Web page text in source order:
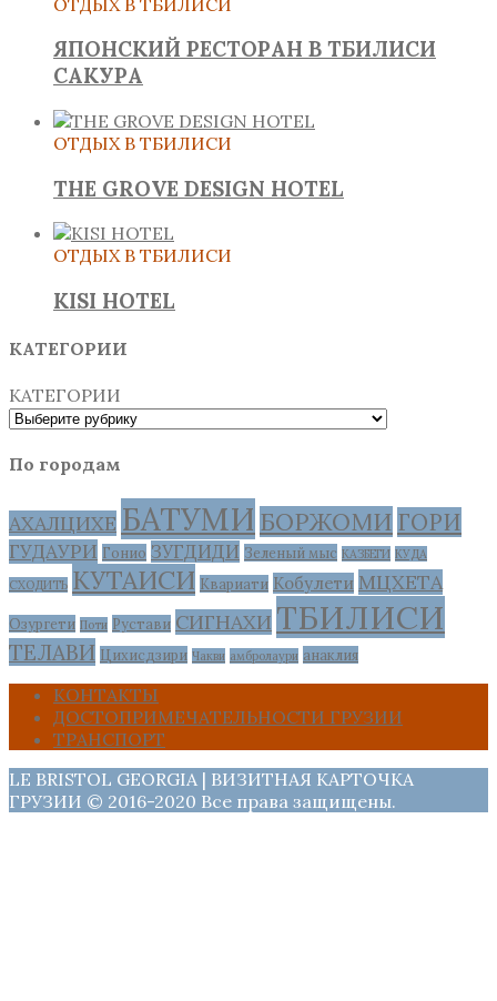
ЯПОНСКИЙ РЕСТОРАН В ТБИЛИСИ
САКУРА
ОТДЫХ В ТБИЛИСИ
THE GROVE DESIGN HOTEL
ОТДЫХ В ТБИЛИСИ
KISI HOTEL
КАТЕГОРИИ
КАТЕГОРИИ
По городам
АХАЛЦИХЕ БАТУМИ БОРЖОМИ ГОРИ
ГУДАУРИ Гонио ЗУГДИДИ Зеленый мыс КАЗБЕГИ КУДА
СХОДИТЬ КУТАИСИ Квариати Кобулети МЦХЕТА
Озургети Поти Рустави СИГНАХИ ТБИЛИСИ
ТЕЛАВИ Цихисдзири Чакви амбролаури анаклия
КОНТАКТЫ
ДОСТОПРИМЕЧАТЕЛЬНОСТИ ГРУЗИИ
ТРАНСПОРТ
LE BRISTOL GEORGIA | ВИЗИТНАЯ КАРТОЧКА
ГРУЗИИ © 2016-2020 Все права защищены.